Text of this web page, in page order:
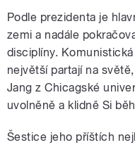
Podle prezidenta je
zemi a nadále
disciplíny.
největší partají na
Jang z Chicagské
uvolněně a klidně Si
Šestice jeho příštích